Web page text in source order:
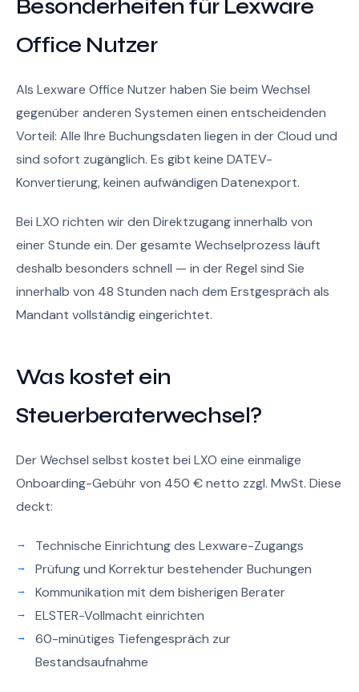
Besonderheiten für Lexware
Office Nutzer
Als Lexware Office Nutzer haben Sie beim Wechsel
gegenüber anderen Systemen einen entscheidenden
Vorteil: Alle Ihre Buchungsdaten liegen in der Cloud und
sind sofort zugänglich. Es gibt keine DATEV-
Konvertierung, keinen aufwändigen Datenexport.
Bei LXO richten wir den Direktzugang innerhalb von
einer Stunde ein. Der gesamte Wechselprozess läuft
deshalb besonders schnell — in der Regel sind Sie
innerhalb von 48 Stunden nach dem Erstgespräch als
Mandant vollständig eingerichtet.
Was kostet ein
Steuerberaterwechsel?
Der Wechsel selbst kostet bei LXO eine einmalige
Onboarding-Gebühr von 450 € netto zzgl. MwSt. Diese
deckt:
Technische Einrichtung des Lexware-Zugangs
Prüfung und Korrektur bestehender Buchungen
Kommunikation mit dem bisherigen Berater
ELSTER-Vollmacht einrichten
60-minütiges Tiefengespräch zur
Bestandsaufnahme